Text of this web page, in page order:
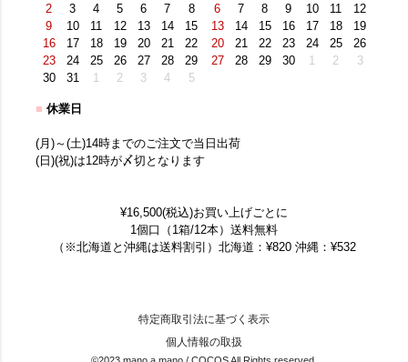
2
3 4 5 6 7
8
9
10 11 12 13 14
15
16
17 18 19 20 21
22
23
24 25 26 27 28
29
30
31 1 2 3 4 5
6
7 8 9 10 11
12
13
14 15 16 17 18
19
20
21 22 23 24 25
26
27
28 29 30 1 2 3
■ 休業日
(月)～(土)14時までのご注文で当日出荷
(日)(祝)は12時が〆切となります
¥16,500(税込)お買い上げごとに
1個口（1箱/12本）送料無料
（※北海道と沖縄は送料割引）北海道：¥820 沖縄：¥532
特定商取引法に基づく表示
個人情報の取扱